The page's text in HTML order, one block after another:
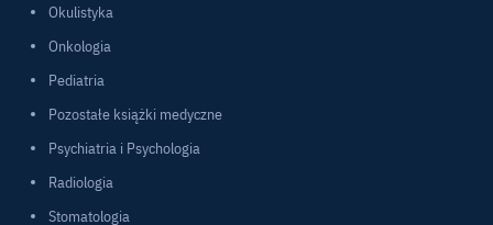
Okulistyka
Onkologia
Pediatria
Pozostałe książki medyczne
Psychiatria i Psychologia
Radiologia
Stomatologia